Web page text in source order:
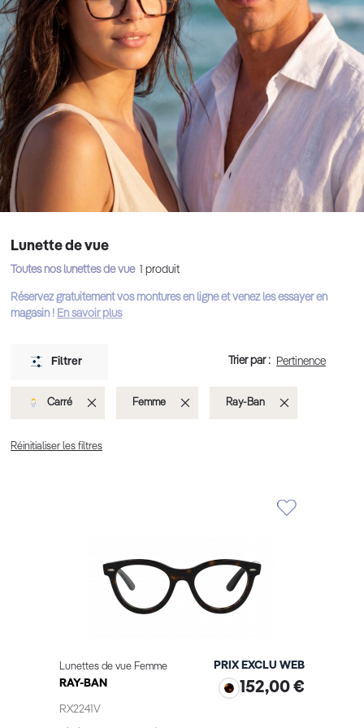
Lunette de vue
Toutes nos lunettes de vue 1 produit
Réservez gratuitement vos montures en ligne et venez les essayer en
magasin ! En savoir plus
Lunettes de vue Femme
RAY-BAN
RX2241V
PRIX EXCLU WEB
152,00 €
Filtrer Trier par :
Carré SupprimerFemme SupprimerRay-Ban
Réinitialiser les filtres